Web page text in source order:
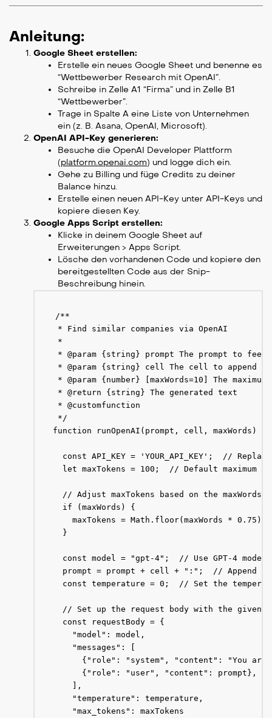
Anleitung:
Google Sheet erstellen:
Erstelle ein neues Google Sheet und benenne es
“Wettbewerber Research mit OpenAI”.
Schreibe in Zelle A1 “Firma” und in Zelle B1
“Wettbewerber”.
Trage in Spalte A eine Liste von Unternehmen
ein (z. B. Asana, OpenAI, Microsoft).
OpenAI API-Key generieren:
Besuche die OpenAI Developer Plattform
(platform.openai.com) und logge dich ein.
Gehe zu Billing und füge Credits zu deiner
Balance hinzu.
Erstelle einen neuen API-Key unter API-Keys und
kopiere diesen Key.
Google Apps Script erstellen:
Klicke in deinem Google Sheet auf
Erweiterungen > Apps Script.
Lösche den vorhandenen Code und kopiere den
bereitgestellten Code aus der Snip-
Beschreibung hinein.
/**
* Find similar companies via OpenAI
*
* @param {string} prompt The prompt to feed
* @param {string} cell The cell to append to
* @param {number} [maxWords=10] The
* @return {string} The generated text
* @customfunction
*/
function runOpenAI(prompt, cell, maxWords) {
const API_KEY = 'YOUR_API_KEY';  //
let maxTokens = 100;  // Default maximum
// Adjust maxTokens based on the maxWords
  if (maxWords) {
    maxTokens = Math.floor(maxWords * 0.75);
  }
  const model = "gpt-4";  // Use GPT-4 model
prompt = prompt + cell + ":";  // Append
const temperature = 0;  // Set the
// Set up the request body with the given
  const requestBody = {
    "model": model,
    "messages": [
{"role": "system", "content": "You
      {"role": "user", "content": prompt},
    ],
    "temperature": temperature,
    "max_tokens": maxTokens